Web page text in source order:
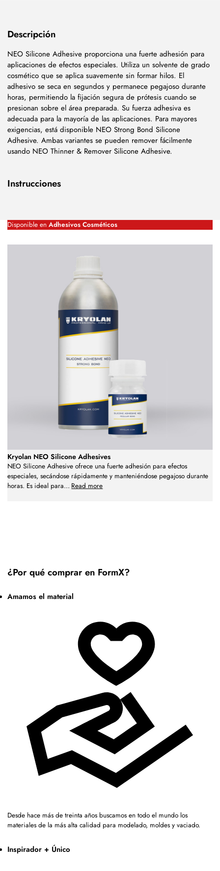
Descripción
NEO Silicone Adhesive proporciona una fuerte adhesión para
aplicaciones de efectos especiales. Utiliza un solvente de grado
cosmético que se aplica suavemente sin formar hilos. El
adhesivo se seca en segundos y permanece pegajoso durante
horas, permitiendo la fijación segura de prótesis cuando se
presionan sobre el área preparada. Su fuerza adhesiva es
adecuada para la mayoría de las aplicaciones. Para mayores
exigencias, está disponible NEO Strong Bond Silicone
Adhesive. Ambas variantes se pueden remover fácilmente
usando NEO Thinner & Remover Silicone Adhesive.
Instrucciones
Disponible en Adhesivos Cosméticos
Kryolan NEO Silicone Adhesives
NEO Silicone Adhesive ofrece una fuerte adhesión para efectos
especiales, secándose rápidamente y manteniéndose pegajoso durante
horas. Es ideal para... Read more
¿Por qué comprar en FormX?
Amamos el material
Desde hace más de treinta años buscamos en todo el mundo los
materiales de la más alta calidad para modelado, moldes y vaciado.
Inspirador + Único